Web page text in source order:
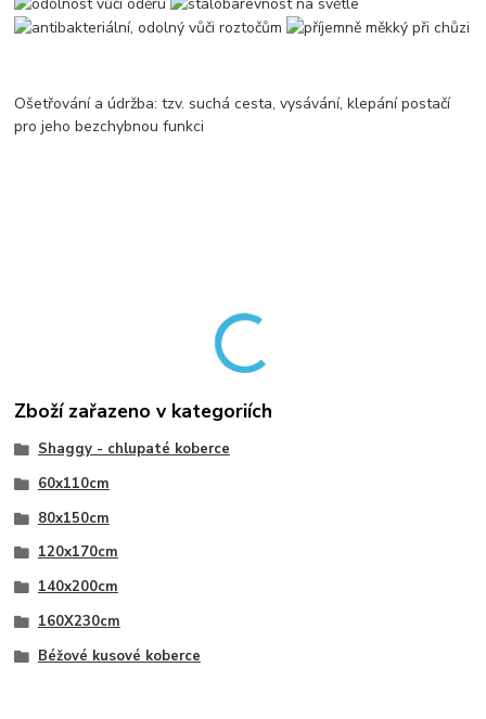
Ošetřování a údržba: tzv. suchá cesta, vysávání, klepání postačí
pro jeho bezchybnou funkci
Zboží zařazeno v kategoriích
Shaggy - chlupaté koberce
60x110cm
80x150cm
120x170cm
140x200cm
160X230cm
Béžové kusové koberce